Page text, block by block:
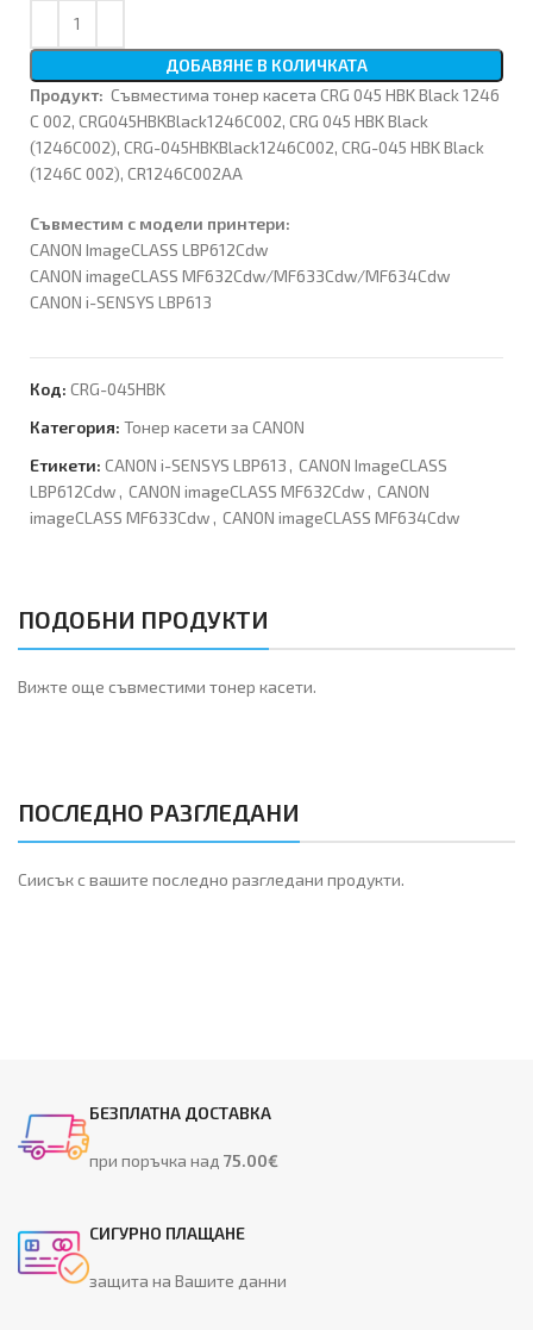
ДОБАВЯНЕ В КОЛИЧКАТА
Продукт: Съвместимa тонер касета CRG 045 HBK Black 1246
C 002, CRG045HBKBlack1246C002, CRG 045 HBK Black
(1246C002), CRG-045HBKBlack1246C002, CRG-045 HBK Black
(1246C 002), CR1246C002AA
Съвместим с модели принтери:
CANON ImageCLASS LBP612Cdw
CANON imageCLASS MF632Cdw/MF633Cdw/MF634Cdw
CANON i-SENSYS LBP613
Код: CRG-045HBK
Категория: Тонер касети за CANON
Етикети: CANON i-SENSYS LBP613 , CANON ImageCLASS
LBP612Cdw , CANON imageCLASS MF632Cdw , CANON
imageCLASS MF633Cdw , CANON imageCLASS MF634Cdw
ПОДОБНИ ПРОДУКТИ
Вижте още съвместими тонер касети.
ПОСЛЕДНО РАЗГЛЕДАНИ
Сиисък с вашите последно разгледани продукти.
БЕЗПЛАТНА ДОСТАВКА
при поръчка над75.00€
СИГУРНО ПЛАЩАНЕ
защита на Вашите данни